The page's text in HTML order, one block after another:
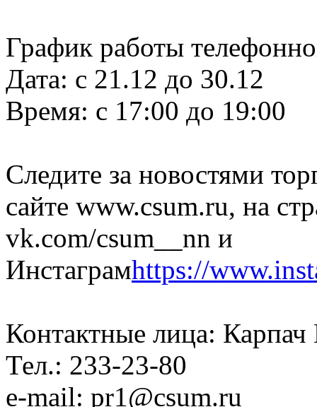
График работы
Дата: с 21.12 до 30.12
Время: с 17:00 до 19:00
Следите за новостями
сайте www.csum.ru, на
vk.com/csum__nn и
Инстаграмhttps://
Контактные лица: Карпач
Тел.: 233-23-80
e-mail: pr1@csum.ru